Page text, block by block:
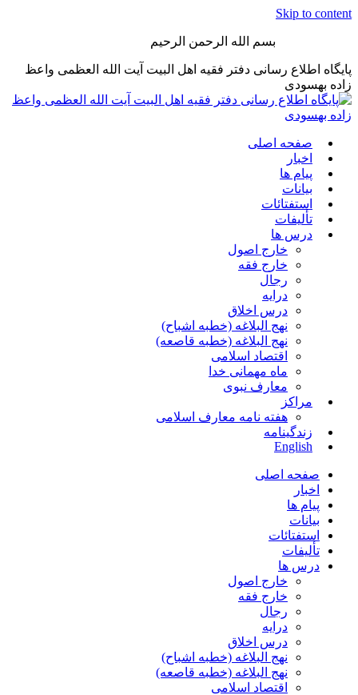
Skip to content
بسم الله الرحمن الرحیم
پایگاه اطلاع رسانی دفتر فقیه اهل البیت آیت الله العظمی واعظ
زاده بهسودی
صفحه اصلی
اخبار
پیام ها
بیانات
استفتائات
تألیفات
درس ها
خارج اصول
خارج فقه
رجال
درایه
درس اخلاق
نهج البلاغه (خطبه اشباح)
نهج البلاغه (خطبه قاصعه)
اقتصاد اسلامی
ماه مهمانی خدا
معارف نبوی
مراکز
هفته نامه معارف اسلامی
زندگینامه
English
صفحه اصلی
اخبار
پیام ها
بیانات
استفتائات
تألیفات
درس ها
خارج اصول
خارج فقه
رجال
درایه
درس اخلاق
نهج البلاغه (خطبه اشباح)
نهج البلاغه (خطبه قاصعه)
اقتصاد اسلامی